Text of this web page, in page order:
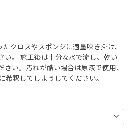
クロスやスポンジに適量吹き掛け、
い。 施工後は十分な水で流し、乾い
い。汚れが酷い場合は原液で使用、
希釈してしようしてください。